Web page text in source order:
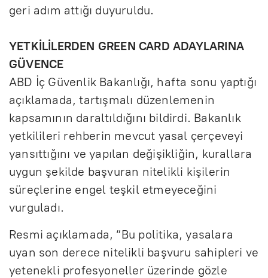
geri adım attığı duyuruldu.
YETKİLİLERDEN GREEN CARD ADAYLARINA
GÜVENCE
ABD İç Güvenlik Bakanlığı, hafta sonu yaptığı
açıklamada, tartışmalı düzenlemenin
kapsamının daraltıldığını bildirdi. Bakanlık
yetkilileri rehberin mevcut yasal çerçeveyi
yansıttığını ve yapılan değişikliğin, kurallara
uygun şekilde başvuran nitelikli kişilerin
süreçlerine engel teşkil etmeyeceğini
vurguladı.
Resmi açıklamada, “Bu politika, yasalara
uyan son derece nitelikli başvuru sahipleri ve
yetenekli profesyoneller üzerinde gözle